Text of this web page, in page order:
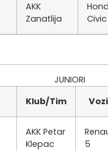
AKK
Zanatlija
Civic
JUNIORI
Klub/Tim
AKK Petar
Klepac
5